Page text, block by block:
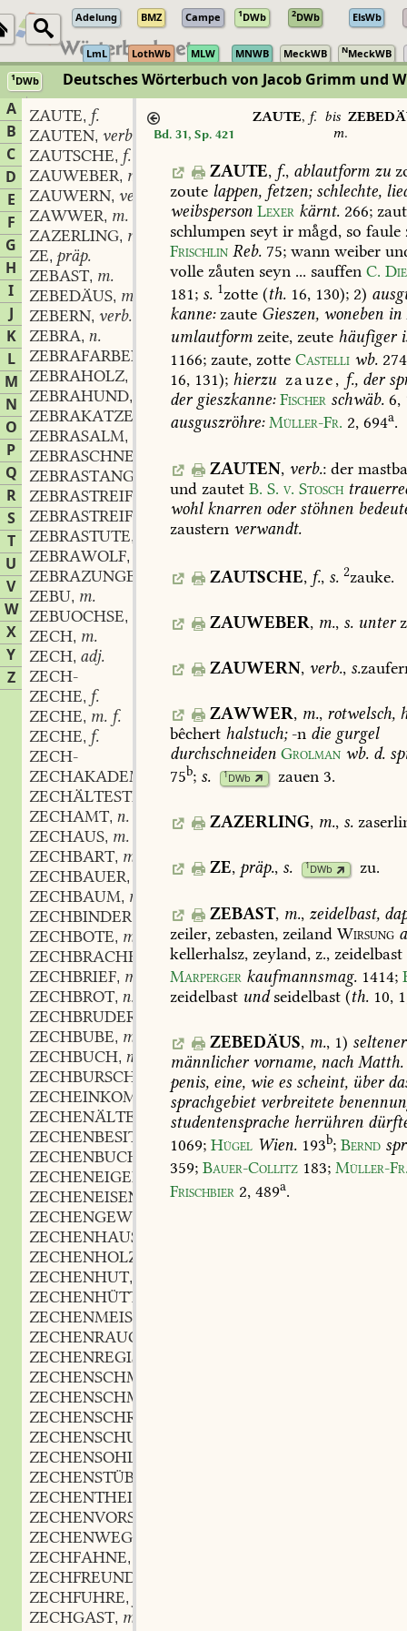
Adelung BMZ Campe 1DWb 2DWb ElsWb
LmL LothWb MLW MNWB MeckWB NMeckWB
1DWb Deutsches Wörterbuch von Jacob Grimm und
A
B
C
D
E
F
G
H
I
J
K
L
M
N
O
P
Q
R
S
T
U
V
W
X
Y
Z
ZAUTE, f.
ZAUTEN, verb.
ZAUTSCHE, f.
ZAUWEBER, m.
ZAUWERN, verb.
ZAWWER, m.
ZAZERLING, m.
ZE, präp.
ZEBAST, m.
ZEBEDÄUS, m.
ZEBERN, verb.
ZEBRA, n.
ZEBRAFARBEN
adj.
ZEBRAHOLZ,
ZEBRAHUND,
ZEBRAKATZE
ZEBRASALM,
ZEBRASCHNECKE
ZEBRASTANGENBOHNE
ZEBRASTREIFEN
m.
ZEBRASTREIFIG
adj.
ZEBRASTUTE,
ZEBRAWOLF,
ZEBRAZUNGE
ZEBU, m.
ZEBUOCHSE,
ZECH, m.
ZECH, adj.
ZECH-
ZECHE, f.
ZECHE, m. f.
ZECHE, f.
ZECH-
ZECHAKADEMIE
f.
ZECHÄLTESTER
ZECHAMT, n.
ZECHAUS, m.
ZECHBART, m.
ZECHBAUER,
ZECHBAUM, m.
ZECHBINDER
ZECHBOTE, m.
ZECHBRACHE
ZECHBRIEF, m.
ZECHBROT, n.
ZECHBRUDER
ZECHBUBE, m.
ZECHBUCH, n.
ZECHBURSCHE
ZECHEINKOMMEN,n.
ZECHENÄLTESTER,m.
ZECHENBESITZER
, m.
ZECHENBUCH
ZECHENEIGENTHUM, n.
ZECHENEISEN
ZECHENGEWERK
ZECHENHAUS
ZECHENHOLZ
ZECHENHUT,
ZECHENHÜTTE
ZECHENMEISTER
ZECHENRAUCH
ZECHENREGISTER
ZECHENSCHMIED
ZECHENSCHMIEDE
ZECHENSCHREIBER
ZECHENSCHULD
ZECHENSOHLE
ZECHENSTÜBEL
ZECHENTHEIL
ZECHENVORSTEHER
ZECHENWEG
ZECHFAHNE,
ZECHFREUND
ZECHFUHRE,
ZECHGAST, m.
Bd. 31, Sp. 421
ZAUTE, f.bis
m.
ZAUTE, f., ablautformzu
zoute lappen, fetzen;schlechte,
weibsperson Lexer kärnt. 266;
schlumpen seyt ir mgd, so faule
Frischlin Reb. 75; wann weiber
volle zuten seyn ... sauffen C.
181; s. 1zotte (th. 16, 130); 2)
kanne:zaute Gieszen, woneben in
umlautform zeite, zeute häufiger
1166; zaute, zotte Castelli wb. 274
16, 131); hierzu zauze, f.,der
dergieszkanne: Fischer schwäb. 6,
ausguszröhre: Müller-Fr. 2, 694a.
ZAUTEN, verb.:der
und zautet B. S. v. Stosch
wohlknarren oderstöhnen
zaustern verwandt.
ZAUTSCHE, f., s. 2zauke.
ZAUWEBER, m., s.unter
ZAUWERN, verb., s.
ZAWWER, m., rotwelsch,
bêchert halstuch;-n die gurgel
durchschneiden Grolman wb. d.
75b; s. 1DWb zauen 3.
ZAZERLING, m., s.
ZE, präp., s. 1DWb zu.
ZEBAST, m., zeidelbast,
zeiler, zebasten, zeiland Wirsung
kellerhalsz, zeyland, z., zeidelbast
Marperger kaufmannsmag. 1414;
zeidelbast undseidelbast (th. 10,
ZEBEDÄUS, m.,1) seltener
männlichervorname, nach Matth.
penis, eine, wie es scheint, über
sprachgebietverbreitete
studentensprache herrühren
1069; Hügel Wien. 193b; Bernd
359; Bauer-Collitz 183; Müller-
Frischbier 2, 489a.